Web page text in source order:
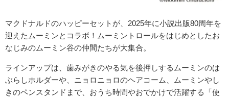
マクドナルドのハッピーセットが、2025年に小説出版80周年を
迎えたムーミンとコラボ！ムーミントロールをはじめとしたお
なじみのムーミン谷の仲間たちが大集合。
ラインアップは、歯みがきのやる気を後押しするムーミンのは
ぶらしホルダーや、ニョロニョロのヘアコーム、ムーミンやし
きのペンスタンドまで、おうち時間やおでかけで活躍する「使